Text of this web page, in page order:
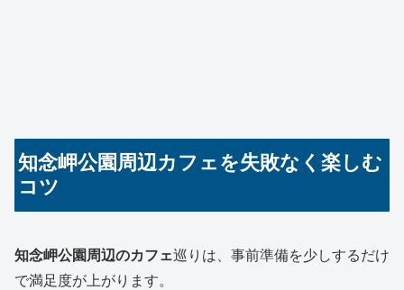
知念岬公園周辺カフェを失敗なく楽しむ
コツ
知念岬公園周辺のカフェ巡りは、事前準備を少しするだけ
で満足度が上がります。